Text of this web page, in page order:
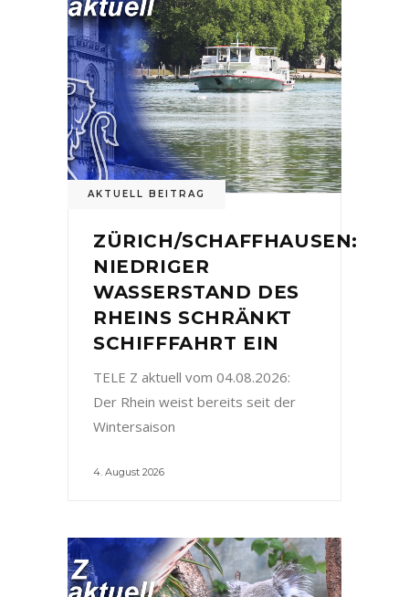
AKTUELL BEITRAG
ZÜRICH/SCHAFFHAUSEN:
NIEDRIGER
WASSERSTAND DES
RHEINS SCHRÄNKT
SCHIFFFAHRT EIN
TELE Z aktuell vom 04.08.2026:
Der Rhein weist bereits seit der
Wintersaison
4. August 2026